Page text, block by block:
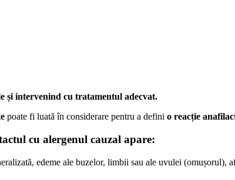
și intervenind cu tratamentul adecvat.
poate fi luată în considerare pentru a defini o reacție
cu alergenul cauzal apare:
edeme ale buzelor, limbii sau ale uvulei (omușorul),